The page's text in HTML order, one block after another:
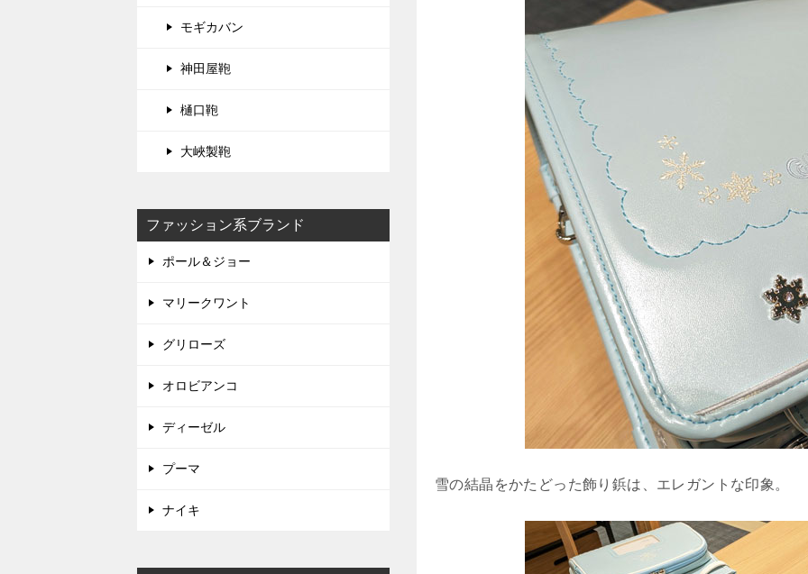
雪の結晶をかたどった飾り鋲は、エレガントな印象。
モギカバン
神田屋鞄
樋口鞄
大峽製鞄
ファッション系ブランド
ポール＆ジョー
マリークワント
グリローズ
オロビアンコ
ディーゼル
プーマ
ナイキ